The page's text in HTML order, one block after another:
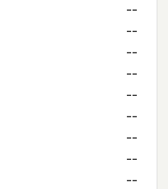
--
--
--
--
--
--
--
--
--